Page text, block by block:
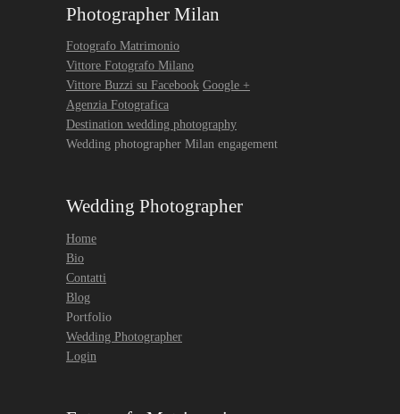
Photographer Milan
Fotografo Matrimonio
Vittore Fotografo Milano
Vittore Buzzi su Facebook Google +
Agenzia Fotografica
Destination wedding photography
Wedding photographer Milan engagement
Wedding Photographer
Home
Bio
Contatti
Blog
Portfolio
Wedding Photographer
Login